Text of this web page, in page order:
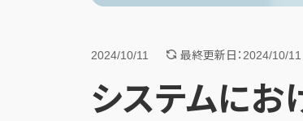
2024/10/11 最終更新日：2024/10/11
システムにお